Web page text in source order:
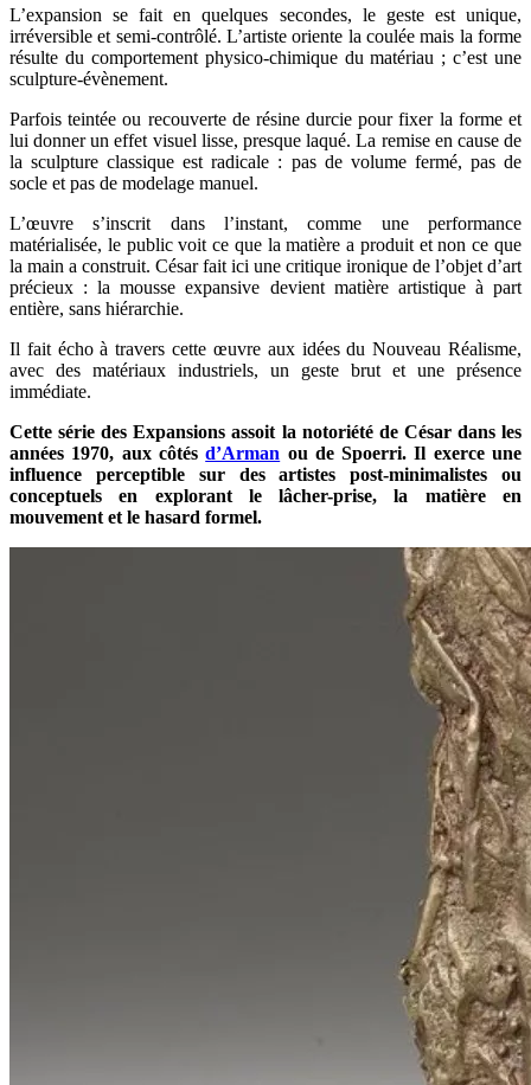
L’expansion se fait en quelques secondes, le geste est unique,
irréversible et semi-contrôlé. L’artiste oriente la coulée mais la forme
résulte du comportement physico-chimique du matériau ; c’est une
sculpture-évènement.
Parfois teintée ou recouverte de résine durcie pour fixer la forme et
lui donner un effet visuel lisse, presque laqué. La remise en cause de
la sculpture classique est radicale : pas de volume fermé, pas de
socle et pas de modelage manuel.
L’œuvre s’inscrit dans l’instant, comme une performance
matérialisée, le public voit ce que la matière a produit et non ce que
la main a construit. César fait ici une critique ironique de l’objet d’art
précieux : la mousse expansive devient matière artistique à part
entière, sans hiérarchie.
Il fait écho à travers cette œuvre aux idées du Nouveau Réalisme,
avec des matériaux industriels, un geste brut et une présence
immédiate.
Cette série des Expansions assoit la notoriété de César dans les
années 1970, aux côtésd’Arman ou de Spoerri. Il exerce une
influence perceptible sur des artistes post-minimalistes ou
conceptuels en explorant le lâcher-prise, la matière en
mouvement et le hasard formel.